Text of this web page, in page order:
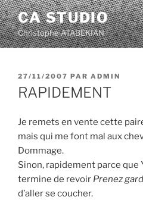
Aller
au
contenu
principal
CA STUDIO
Christophe ATABEKIAN
PUBLIÉ
LE
27/11/2007 PAR ADMIN
RAPIDEMENT
Je remets en vente cette
mais qui me font mal aux
Dommage.
Sinon, rapidement parce que
termine de revoir Prenez
d’aller se coucher.